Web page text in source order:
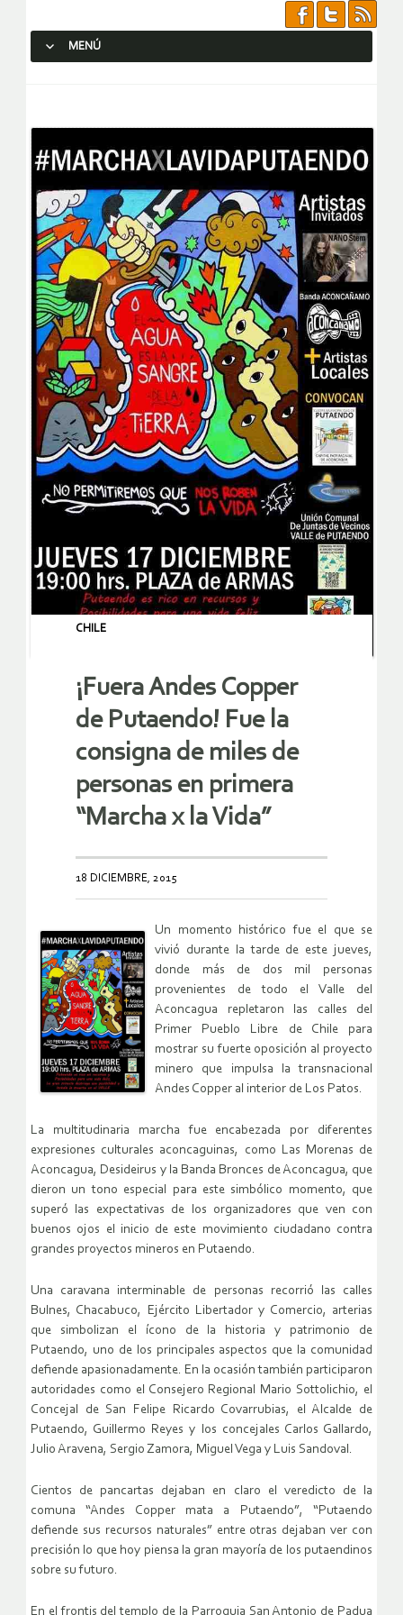
MENÚ
CHILE
¡Fuera Andes Copper
de Putaendo! Fue la
consigna de miles de
personas en primera
“Marcha x la Vida”
18 DICIEMBRE, 2015
Un momento histórico fue el que se
vivió durante la tarde de este jueves,
donde más de dos mil personas
provenientes de todo el Valle del
Aconcagua repletaron las calles del
Primer Pueblo Libre de Chile para
mostrar su fuerte oposición al proyecto
minero que impulsa la transnacional
Andes Copper al interior de Los Patos.
La multitudinaria marcha fue encabezada por diferentes
expresiones culturales aconcaguinas, como Las Morenas de
Aconcagua, Desideirus y la Banda Bronces de Aconcagua, que
dieron un tono especial para este simbólico momento, que
superó las expectativas de los organizadores que ven con
buenos ojos el inicio de este movimiento ciudadano contra
grandes proyectos mineros en Putaendo.
Una caravana interminable de personas recorrió las calles
Bulnes, Chacabuco, Ejército Libertador y Comercio, arterias
que simbolizan el ícono de la historia y patrimonio de
Putaendo, uno de los principales aspectos que la comunidad
defiende apasionadamente. En la ocasión también participaron
autoridades como el Consejero Regional Mario Sottolichio, el
Concejal de San Felipe Ricardo Covarrubias, el Alcalde de
Putaendo, Guillermo Reyes y los concejales Carlos Gallardo,
Julio Aravena, Sergio Zamora, Miguel Vega y Luis Sandoval.
Cientos de pancartas dejaban en claro el veredicto de la
comuna “Andes Copper mata a Putaendo”, “Putaendo
defiende sus recursos naturales” entre otras dejaban ver con
precisión lo que hoy piensa la gran mayoría de los putaendinos
sobre su futuro.
En el frontis del templo de la Parroquia San Antonio de Padua